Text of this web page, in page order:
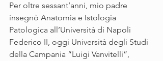
Per oltre sessant’anni, mio padre
insegnò Anatomia e Istologia
Patologica all’Università di Napoli
Federico II, oggi Università degli Studi
della Campania “Luigi Vanvitelli”,